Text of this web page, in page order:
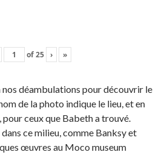
of25 › »
déambulations pour découvrir le
de la photo indique le lieu, et en
pour ceux que Babeth a trouvé.
ce milieu, comme Banksy et
œuvres au Moco museum